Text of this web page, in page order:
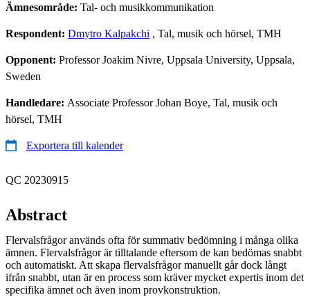
Ämnesområde: Tal- och musikkommunikation
Respondent: Dmytro Kalpakchi , Tal, musik och hörsel, TMH
Opponent: Professor Joakim Nivre, Uppsala University, Uppsala,
Sweden
Handledare: Associate Professor Johan Boye, Tal, musik och
hörsel, TMH
Exportera till kalender
QC 20230915
Abstract
Flervalsfrågor används ofta för summativ bedömning i många olika
ämnen. Flervalsfrågor är tilltalande eftersom de kan bedömas snabbt
och automatiskt. Att skapa flervalsfrågor manuellt går dock långt
ifrån snabbt, utan är en process som kräver mycket expertis inom det
specifika ämnet och även inom provkonstruktion.